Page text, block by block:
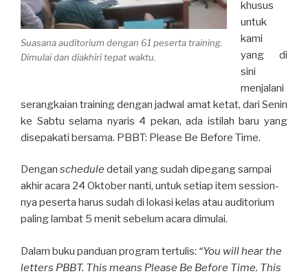
Suasana auditorium dengan 61 peserta training.
Dimulai dan diakhiri tepat waktu.
khusus
untuk
kami
yang di
sini
menjalani
serangkaian training dengan jadwal amat ketat, dari Senin
ke Sabtu selama nyaris 4 pekan, ada istilah baru yang
disepakati bersama. PBBT: Please Be Before Time.
Dengan schedule detail yang sudah dipegang sampai
akhir acara 24 Oktober nanti, untuk setiap item session-
nya peserta harus sudah di lokasi kelas atau auditorium
paling lambat 5 menit sebelum acara dimulai.
Dalam buku panduan program tertulis: “You will hear the
letters PBBT. This means Please Be Before Time. This